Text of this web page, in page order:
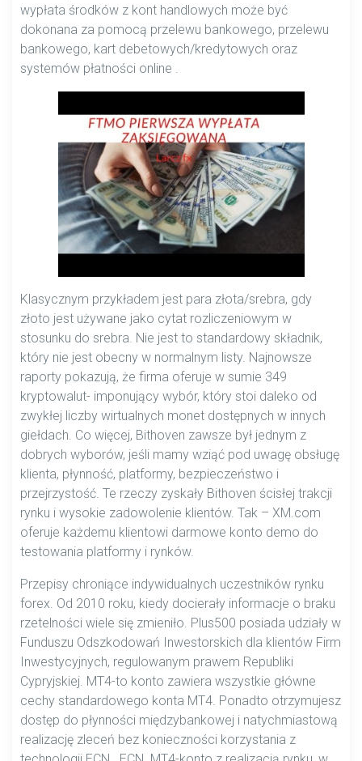
wypłata środków z kont handlowych może być
dokonana za pomocą przelewu bankowego, przelewu
bankowego, kart debetowych/kredytowych oraz
systemów płatności online .
Klasycznym przykładem jest para złota/srebra, gdy
złoto jest używane jako cytat rozliczeniowym w
stosunku do srebra. Nie jest to standardowy składnik,
który nie jest obecny w normalnym listy. Najnowsze
raporty pokazują, że firma oferuje w sumie 349
kryptowalut- imponujący wybór, który stoi daleko od
zwykłej liczby wirtualnych monet dostępnych w innych
giełdach. Co więcej, Bithoven zawsze był jednym z
dobrych wyborów, jeśli mamy wziąć pod uwagę obsługę
klienta, płynność, platformy, bezpieczeństwo i
przejrzystość. Te rzeczy zyskały Bithoven ścisłej trakcji
rynku i wysokie zadowolenie klientów. Tak – XM.com
oferuje każdemu klientowi darmowe konto demo do
testowania platformy i rynków.
Przepisy chroniące indywidualnych uczestników rynku
forex. Od 2010 roku, kiedy docierały informacje o braku
rzetelności wiele się zmieniło. Plus500 posiada udziały w
Funduszu Odszkodowań Inwestorskich dla klientów Firm
Inwestycyjnych, regulowanym prawem Republiki
Cypryjskiej. MT4-to konto zawiera wszystkie główne
cechy standardowego konta MT4. Ponadto otrzymujesz
dostęp do płynności międzybankowej i natychmiastową
realizację zleceń bez konieczności korzystania z